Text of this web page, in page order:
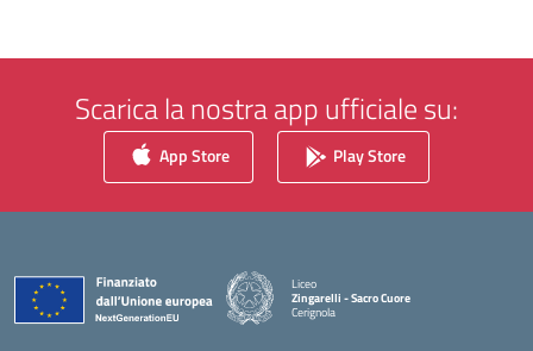
Scarica la nostra app ufficiale su:
App Store Play Store
Liceo
Zingarelli - Sacro Cuore
Cerignola
— Visita la pagina iniziale della scuola